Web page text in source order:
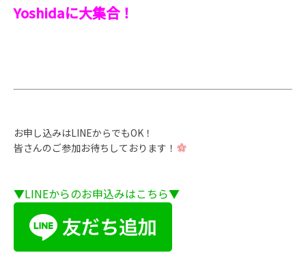
Yoshidaに大集合！
お申し込みはLINEからでもOK！
皆さんのご参加お待ちしております！
▼LINEからのお申込みはこちら▼